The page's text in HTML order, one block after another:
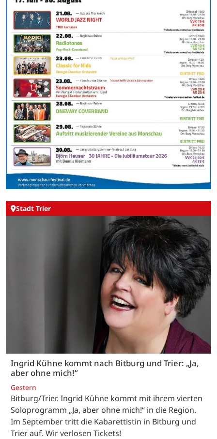
Stadt Trier
Ingrid Kühne kommt nach Bitburg und Trier: „Ja,
aber ohne mich!“
Gestern
Bitburg/Trier. Ingrid Kühne kommt mit ihrem vierten
Soloprogramm „Ja, aber ohne mich!“ in die Region.
Im September tritt die Kabarettistin in Bitburg und
Trier auf. Wir verlosen Tickets!